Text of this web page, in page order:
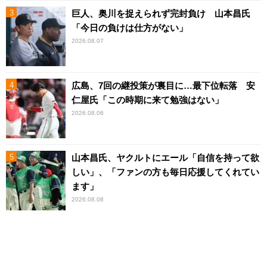
巨人、奥川を捉えられず完封負け 山本昌氏
「今日の負けは仕方がない」
2026.08.07
広島、7回の継投策が裏目に…最下位転落 安
仁屋氏「この時期に来て勉強はない」
2026.08.06
山本昌氏、ヤクルトにエール「自信を持って欲
しい」、「ファンの方も毎日応援してくれてい
ます」
2026.08.08